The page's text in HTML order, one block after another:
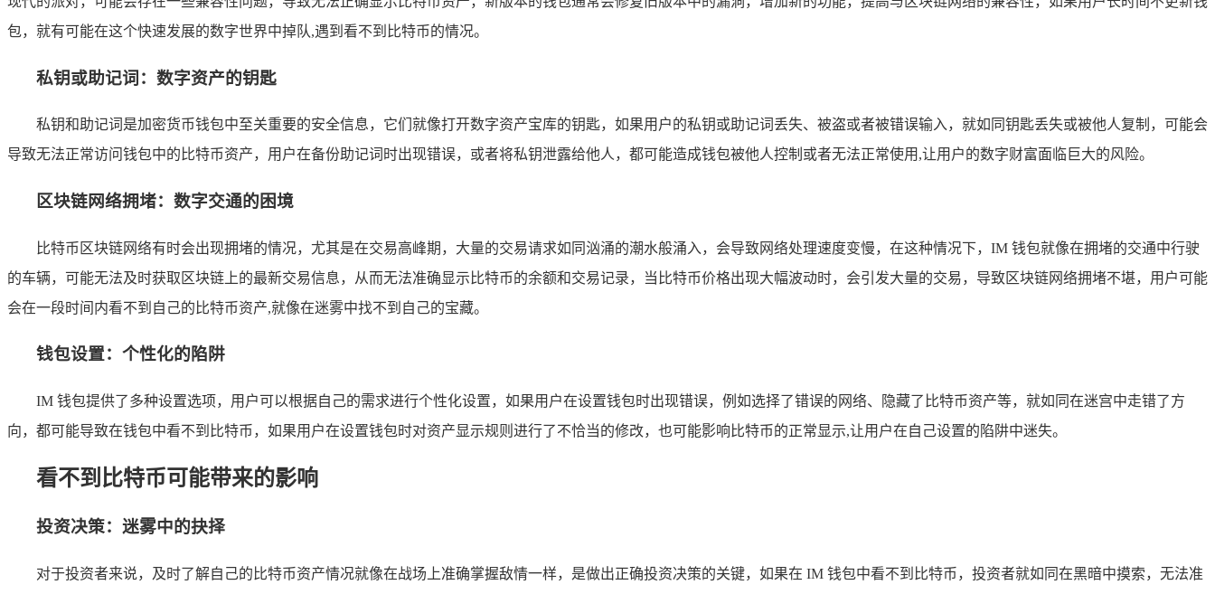
包，就有可能在这个快速发展的数字世界中掉队,遇到看不到比特币的情况。
私钥或助记词：数字资产的钥匙
私钥和助记词是加密货币钱包中至关重要的安全信息，它们就像打开数字资产宝库的钥匙，如果用户的私钥或助记词丢失、被盗或者被错误输入，就如同钥匙丢失或被他人复制，可能会
导致无法正常访问钱包中的比特币资产，用户在备份助记词时出现错误，或者将私钥泄露给他人，都可能造成钱包被他人控制或者无法正常使用,让用户的数字财富面临巨大的风险。
区块链网络拥堵：数字交通的困境
比特币区块链网络有时会出现拥堵的情况，尤其是在交易高峰期，大量的交易请求如同汹涌的潮水般涌入，会导致网络处理速度变慢，在这种情况下，IM 钱包就像在拥堵的交通中行驶
的车辆，可能无法及时获取区块链上的最新交易信息，从而无法准确显示比特币的余额和交易记录，当比特币价格出现大幅波动时，会引发大量的交易，导致区块链网络拥堵不堪，用户可能
会在一段时间内看不到自己的比特币资产,就像在迷雾中找不到自己的宝藏。
钱包设置：个性化的陷阱
IM 钱包提供了多种设置选项，用户可以根据自己的需求进行个性化设置，如果用户在设置钱包时出现错误，例如选择了错误的网络、隐藏了比特币资产等，就如同在迷宫中走错了方
向，都可能导致在钱包中看不到比特币，如果用户在设置钱包时对资产显示规则进行了不恰当的修改，也可能影响比特币的正常显示,让用户在自己设置的陷阱中迷失。
看不到比特币可能带来的影响
投资决策：迷雾中的抉择
对于投资者来说，及时了解自己的比特币资产情况就像在战场上准确掌握敌情一样，是做出正确投资决策的关键，如果在 IM 钱包中看不到比特币，投资者就如同在黑暗中摸索，无法准